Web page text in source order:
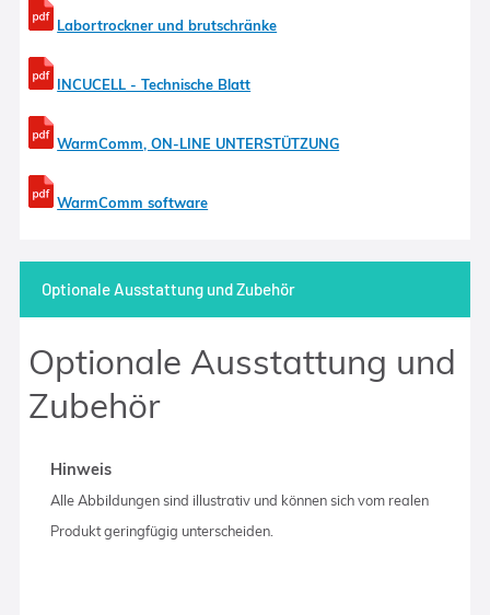
Labortrockner und brutschränke
INCUCELL - Technische Blatt
WarmComm, ON-LINE UNTERSTÜTZUNG
WarmComm software
Optionale Ausstattung und Zubehör
Optionale Ausstattung und
Zubehör
Hinweis
Alle Abbildungen sind illustrativ und können sich vom realen
Produkt geringfügig unterscheiden.